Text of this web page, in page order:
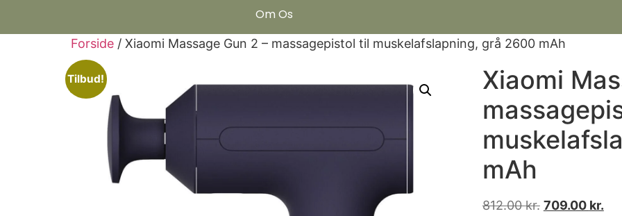
Om Os
Forside / Xiaomi Massage Gun 2 – massagepistol til muskelafslapning, grå 2600 mAh
Tilbud!
Xiaomi
mAh
812.00kr. 709.00 kr.